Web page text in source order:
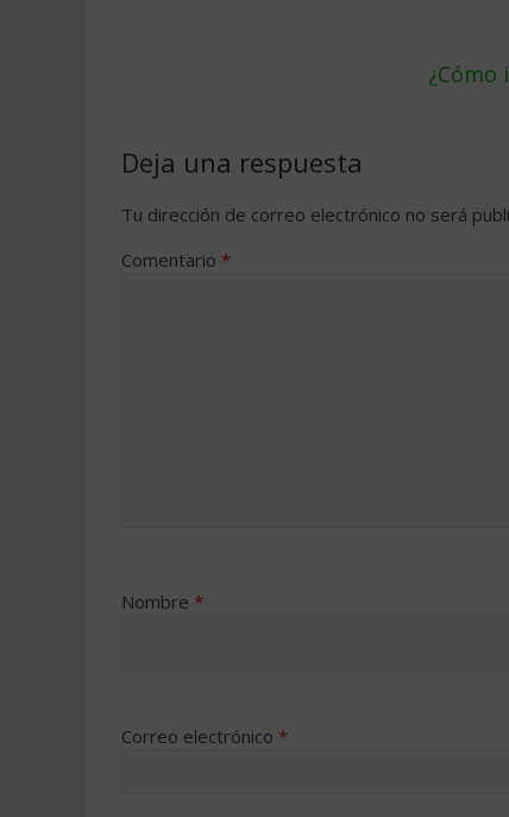
¿Cómo
Deja una respuesta
Tu dirección de correo electrónico no será
Comentario *
Nombre *
Correo electrónico *